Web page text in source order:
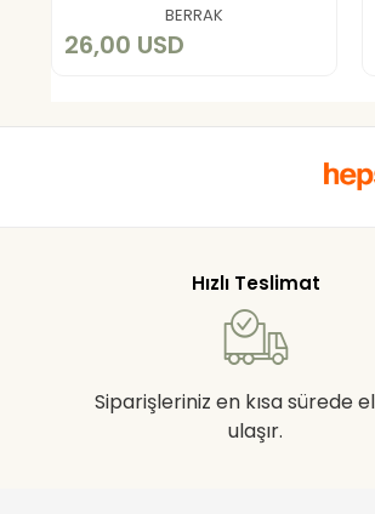
BERRAK
26,00 USD
Add to cart
Hızlı Teslimat
Siparişleriniz en kısa sürede
ulaşır.